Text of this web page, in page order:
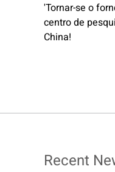
'Tornar-se o
centro de
China!
Recent